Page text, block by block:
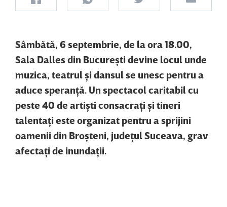
Sâmbătă, 6 septembrie, de la ora 18.00,
Sala Dalles din Bucureşti devine locul unde
muzica, teatrul şi dansul se unesc pentru a
aduce speranţă. Un spectacol caritabil cu
peste 40 de artişti consacraţi şi tineri
talentaţi este organizat pentru a sprijini
oamenii din Broşteni, judeţul Suceava, grav
afectaţi de inundaţii.